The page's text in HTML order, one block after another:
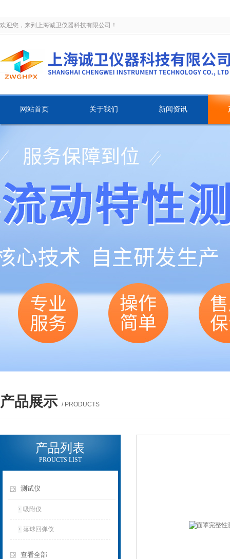
欢迎您，来到上海诚卫仪器科技有限公司！
网站首页 关于我们 新闻资讯
产品展示 / PRODUCTS
产品列表
PROUCTS LIST
测试仪
吸附仪
落球回弹仪
查看全部